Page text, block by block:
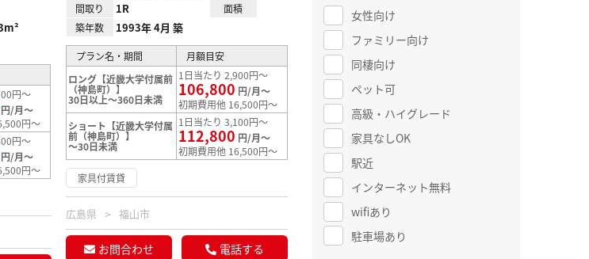
円～
円/月～
円～
円～
円/月～
円～
間取り 1R
面積
築年数
1993年 4月 築
プラン名・期間
月額目安
ロング【近畿大学付属前
（神島町）】
30日以上～360日未満
1日当たり 2,900円～
106,800 円/月～
初期費用他 16,500円～
ショート【近畿大学付属
前（神島町）】
～30日未満
1日当たり 3,100円～
112,800 円/月～
初期費用他 16,500円～
家具付賃貸
広島県 福山市
お問合わせ 電話する
女性向け
ファミリー向け
同棲向け
ペット可
高級・ハイグレード
家具なしOK
駅近
インターネット無料
wifiあり
駐車場あり